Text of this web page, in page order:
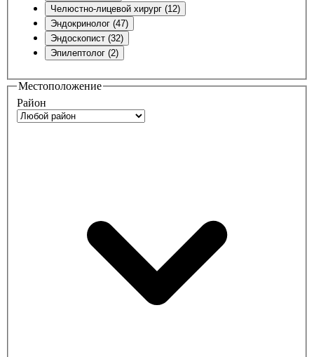
Челюстно-лицевой хирург (12)
Эндокринолог (47)
Эндоскопист (32)
Эпилептолог (2)
Местоположение
Район